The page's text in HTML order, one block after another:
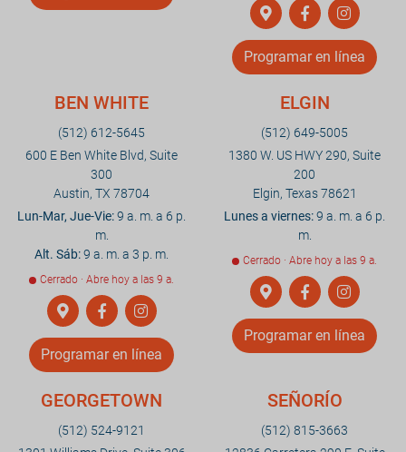
Programar en línea
BEN WHITE
(512) 612-5645
600 E Ben White Blvd, Suite
300
Austin, TX 78704
Lun-Mar, Jue-Vie:9 a. m. a 6 p.
m.
Alt. Sáb:9 a. m. a 3 p. m.
Cerrado · Abre hoy a las 9 a.
Programar en línea
ELGIN
(512) 649-5005
1380 W. US HWY 290, Suite
200
Elgin, Texas 78621
Lunes a viernes:9 a. m. a 6 p.
m.
Cerrado · Abre hoy a las 9 a.
Programar en línea
GEORGETOWN
(512) 524-9121
SEÑORÍO
(512) 815-3663